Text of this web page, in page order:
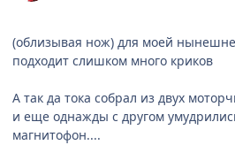
(облизывая нож) для моей
подходит слишком много криков
А так да тока собрал из двух
и еще однажды с другом
магнитофон....